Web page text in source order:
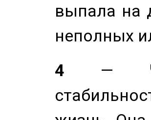
выпала на
неполных
4 —